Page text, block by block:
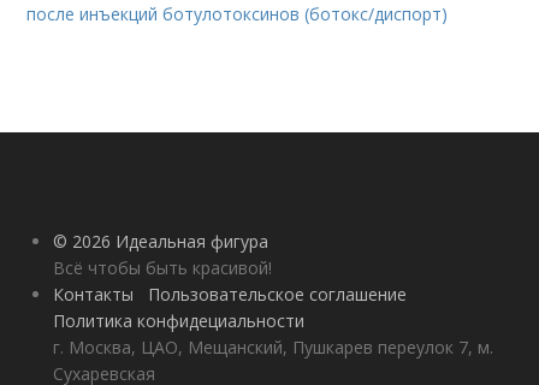
после инъекций ботулотоксинов (ботокс/диспорт)
© 2026 Идеальная фигура
Всё чтобы быть красивой!
Контакты
Пользовательское соглашение
Политика конфидециальности
г. Москва, ЦАО, Мещанский, Пушкарев переулок 7, м.
Сухаревская